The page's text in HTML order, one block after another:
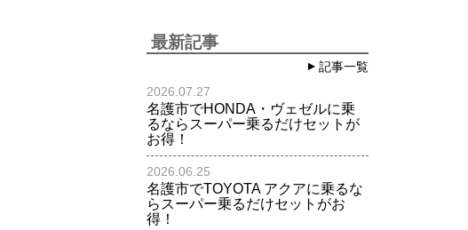
最新記事
記事一覧
2026.07.27
名護市でHONDA・ヴェゼルに乗
るならスーパー乗るだけセットが
お得！
2026.06.25
名護市でTOYOTA アクアに乗るな
らスーパー乗るだけセットがお
得！